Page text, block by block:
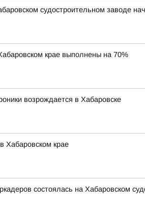
судостроительном заводе
крае выполнены на 70%
возрождается в Хабаровске
Хабаровском крае
состоялась на Хабаровском